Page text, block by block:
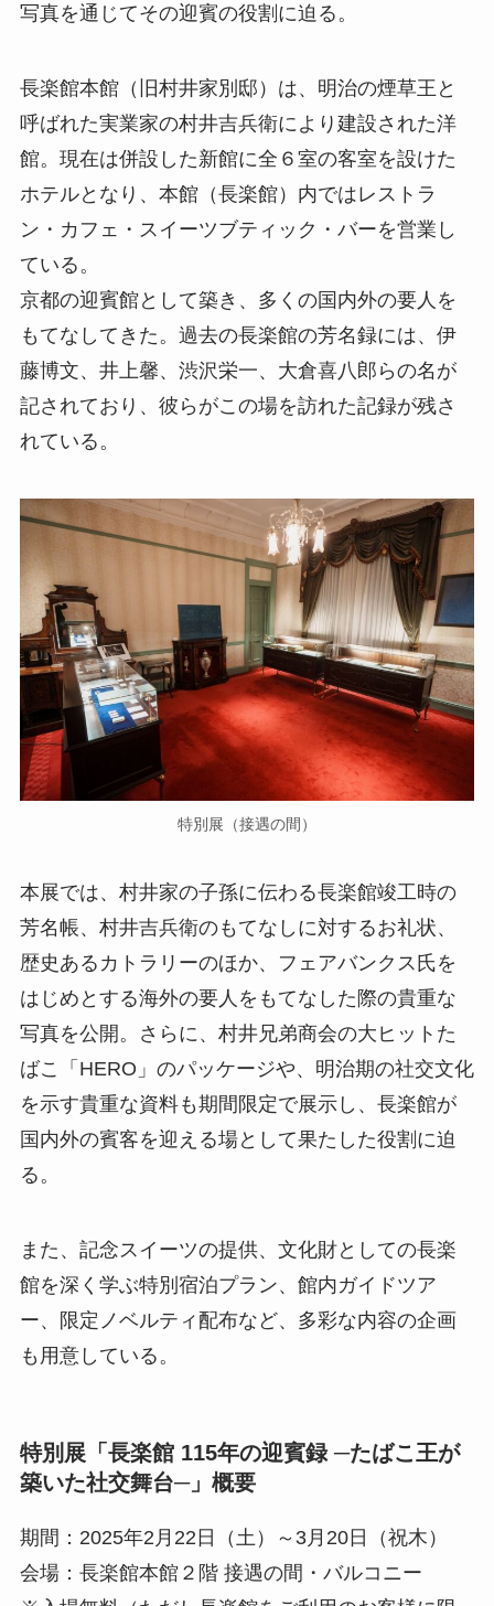
写真を通じてその迎賓の役割に迫る。
長楽館本館（旧村井家別邸）は、明治の煙草王と
呼ばれた実業家の村井吉兵衛により建設された洋
館。現在は併設した新館に全６室の客室を設けた
ホテルとなり、本館（長楽館）内ではレストラ
ン・カフェ・スイーツブティック・バーを営業し
ている。
京都の迎賓館として築き、多くの国内外の要人を
もてなしてきた。過去の長楽館の芳名録には、伊
藤博文、井上馨、渋沢栄一、大倉喜八郎らの名が
記されており、彼らがこの場を訪れた記録が残さ
れている。
特別展（接遇の間）
本展では、村井家の子孫に伝わる長楽館竣工時の
芳名帳、村井吉兵衛のもてなしに対するお礼状、
歴史あるカトラリーのほか、フェアバンクス氏を
はじめとする海外の要人をもてなした際の貴重な
写真を公開。さらに、村井兄弟商会の大ヒットた
ばこ「HERO」のパッケージや、明治期の社交文化
を示す貴重な資料も期間限定で展示し、長楽館が
国内外の賓客を迎える場として果たした役割に迫
る。
また、記念スイーツの提供、文化財としての長楽
館を深く学ぶ特別宿泊プラン、館内ガイドツア
ー、限定ノベルティ配布など、多彩な内容の企画
も用意している。
特別展「長楽館 115年の迎賓録 ─たばこ王が
築いた社交舞台─」概要
期間：2025年2月22日（土）～3月20日（祝木）
会場：長楽館本館２階 接遇の間・バルコニー